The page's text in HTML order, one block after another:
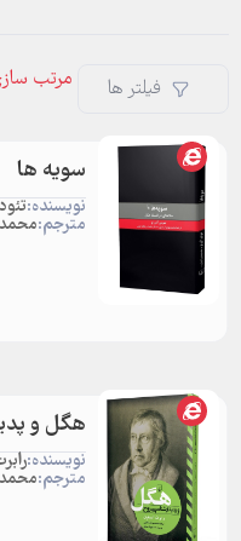
فیلتر ها
سویه ها
نویسنده:
مترجم:
هگل و
نویسنده:
مترجم: